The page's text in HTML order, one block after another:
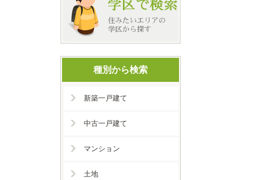
種別から検索
新築一戸建て
中古一戸建て
マンション
土地